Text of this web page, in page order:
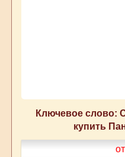
Ключевое слово:
купить